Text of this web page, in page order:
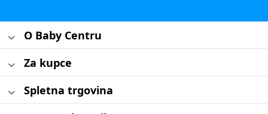
O Baby Centru
Za kupce
Spletna trgovina